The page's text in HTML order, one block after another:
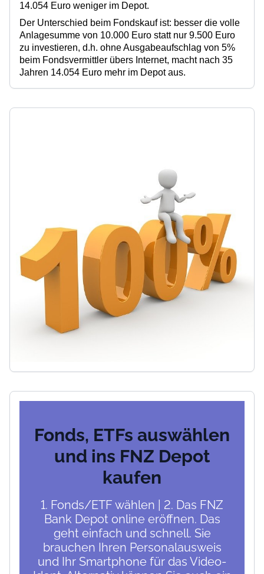
14.054 Euro weniger im Depot.
Der Unterschied beim Fondskauf ist: besser die volle
Anlagesumme von 10.000 Euro statt nur 9.500 Euro
zu investieren, d.h. ohne Ausgabeaufschlag von 5%
beim Fondsvermittler übers Internet, macht nach 35
Jahren 14.054 Euro mehr im Depot aus.
Fonds, ETFs auswählen
und ins FNZ Depot
kaufen
1. Fonds/ETF wählen | 2. Das FNZ
Bank Depot online eröffnen. Das
geht einfach und schnell. Sie
brauchen Ihren Personalausweis
und Ihr Smartphone für das Video-